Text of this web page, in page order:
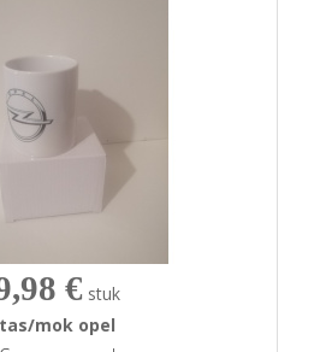
€ stuk
tas/mok opel